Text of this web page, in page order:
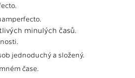
minulých časů.
jednoduchý a složený.
čase.